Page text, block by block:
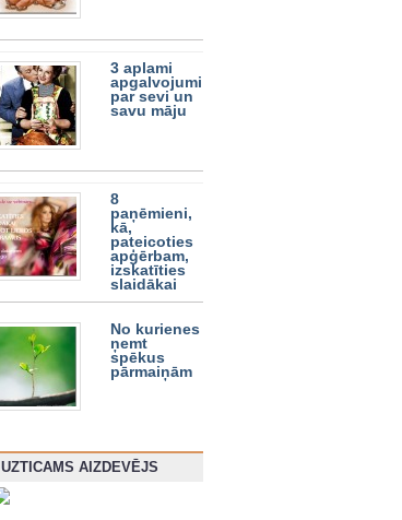
3 aplami
apgalvojumi
par sevi un
savu māju
8
paņēmieni,
kā,
pateicoties
apģērbam,
izskatīties
slaidākai
No kurienes
ņemt
spēkus
pārmaiņām
UZTICAMS AIZDEVĒJS